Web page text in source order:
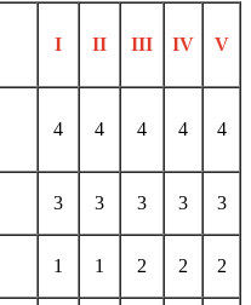
I II III IV V
4 4 4 4 4
3 3 3 3 3
1 1 2 2 2